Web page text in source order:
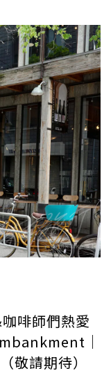
啡師們熱愛
｜
敬請期待）